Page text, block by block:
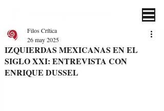
IZQUIERDAS MEXICANAS EN EL
SIGLO XXI: ENTREVISTA CON
ENRIQUE DUSSEL
Filos Crítica
26 may 2025